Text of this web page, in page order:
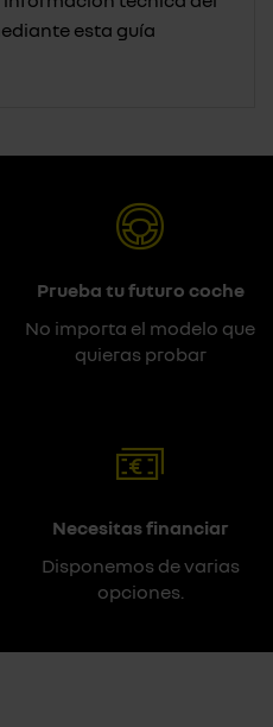
esta guía
Prueba tu futuro coche
No importa el modelo que
quieras probar
Necesitas financiar
Disponemos de varias
opciones.